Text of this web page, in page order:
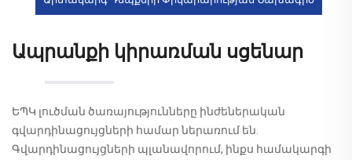
Ապրանքի կիրառման սցենար
ԵՊԿ լուծման ծառայությունները ինժեներական
գվարդինացույցների համար ներառում են.
Գվարդինացույցների պլանավորում, ինքս համակարգի